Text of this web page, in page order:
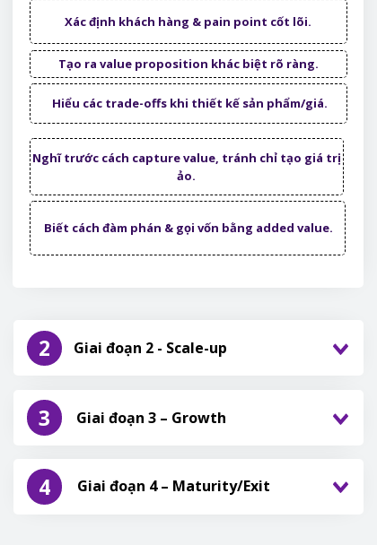
Giai đoạn 3 – Growth
3
Hiểu các trade-offs khi thiết kế sản phẩm/giá.
Xác định khách hàng & pain point cốt lõi.
Biết cách đàm phán & gọi vốn bằng added value.
Tạo ra value proposition khác biệt rõ ràng.
Nghĩ trước cách capture value, tránh chỉ tạo giá trị
ảo.
Giai đoạn 2 - Scale-up
2
Giai đoạn 4 – Maturity/Exit
4